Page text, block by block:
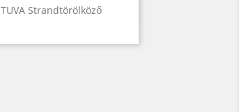
TUVA Strandtörölköző
Előnézet